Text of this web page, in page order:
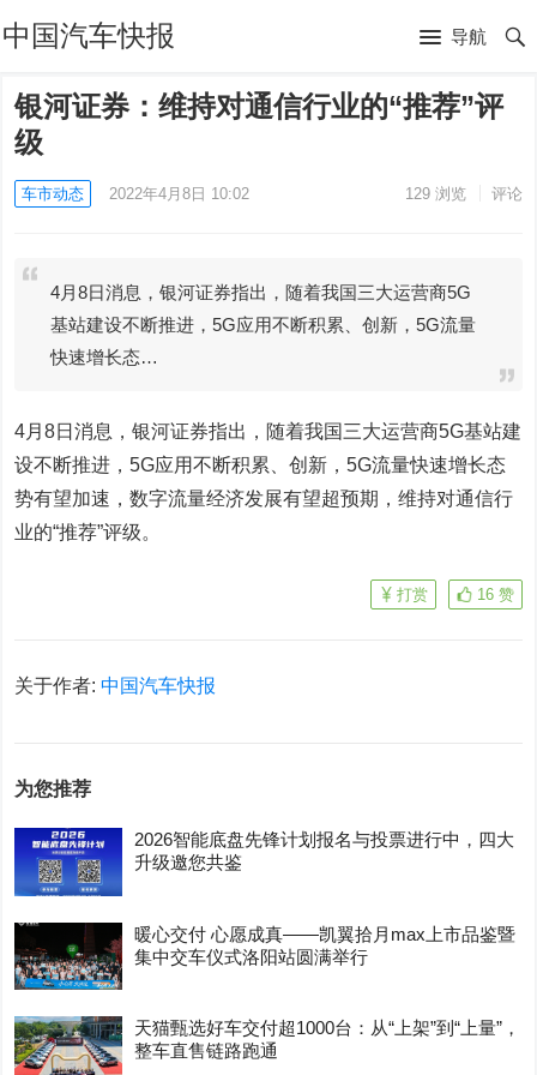
中国汽车快报 导航
银河证券：维持对通信行业的“推荐”评
级
车市动态 2022年4月8日 10:02 129浏览 评论
4月8日消息，银河证券指出，随着我国三大运营商5G
基站建设不断推进，5G应用不断积累、创新，5G流量
快速增长态…
4月8日消息，银河证券指出，随着我国三大运营商5G基站建
设不断推进，5G应用不断积累、创新，5G流量快速增长态
势有望加速，数字流量经济发展有望超预期，维持对通信行
业的“推荐”评级。
16 赞
打赏
关于作者:中国汽车快报
为您推荐
2026智能底盘先锋计划报名与投票进行中，四大
升级邀您共鉴
暖心交付 心愿成真——凯翼拾月max上市品鉴暨
集中交车仪式洛阳站圆满举行
天猫甄选好车交付超1000台：从“上架”到“上量”，
整车直售链路跑通